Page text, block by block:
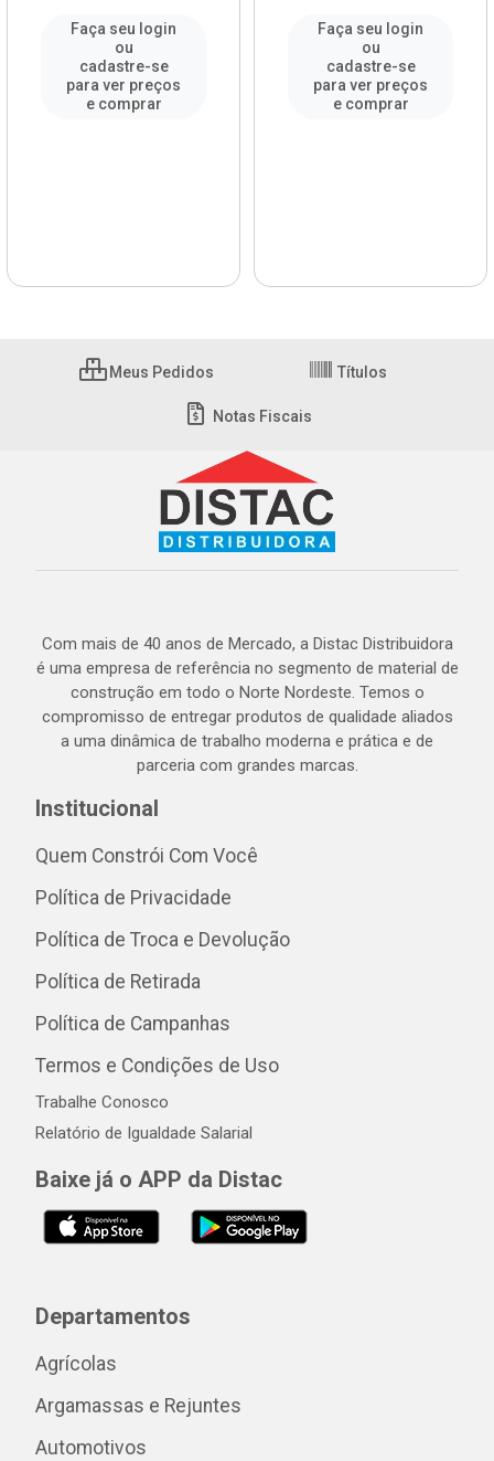
Faça seu login
ou
cadastre-se
para ver preços
e comprar
Faça seu login
ou
cadastre-se
para ver preços
e comprar
Meus Pedidos Títulos
Notas Fiscais
Com mais de 40 anos de Mercado, a Distac Distribuidora
é uma empresa de referência no segmento de material de
construção em todo o Norte Nordeste. Temos o
compromisso de entregar produtos de qualidade aliados
a uma dinâmica de trabalho moderna e prática e de
parceria com grandes marcas.
Institucional
Quem Constrói Com Você
Política de Privacidade
Política de Troca e Devolução
Política de Retirada
Política de Campanhas
Termos e Condições de Uso
Trabalhe Conosco
Relatório de Igualdade Salarial
Baixe já o APP da Distac
Departamentos
Agrícolas
Argamassas e Rejuntes
Automotivos